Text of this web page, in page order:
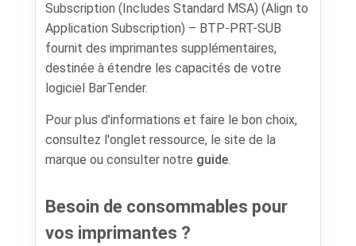
Subscription (Includes Standard MSA) (Align to
Application Subscription) – BTP-PRT-SUB
fournit des imprimantes supplémentaires,
destinée à étendre les capacités de votre
logiciel BarTender.
Pour plus d’informations et faire le bon choix,
consultez l'onglet ressource, le site de la
marque ou consulter notre guide.
Besoin de consommables pour
vos imprimantes ?